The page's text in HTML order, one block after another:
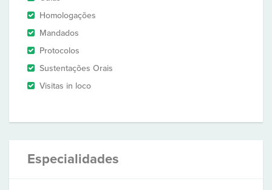
Homologações
Mandados
Protocolos
Sustentações Orais
Visitas in loco
Especialidades